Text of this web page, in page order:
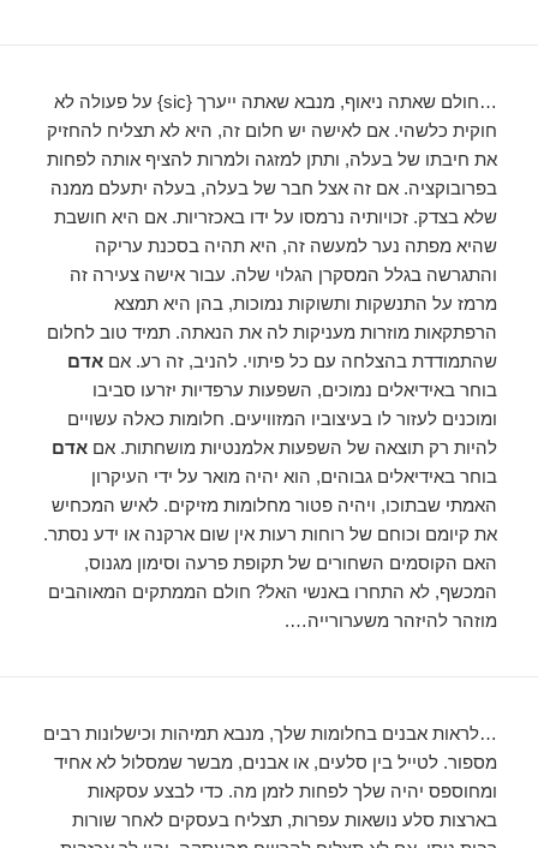
…חולם שאתה ניאוף, מנבא שאתה ייערך {sic} על פעולה לא
חוקית כלשהי. אם לאישה יש חלום זה, היא לא תצליח להחזיק
את חיבתו של בעלה, ותתן למזגה ולמרות להציף אותה לפחות
בפרובוקציה. אם זה אצל חבר של בעלה, בעלה יתעלם ממנה
שלא בצדק. זכויותיה נרמסו על ידו באכזריות. אם היא חושבת
שהיא מפתה נער למעשה זה, היא תהיה בסכנת עריקה
והתגרשה בגלל המסקרן הגלוי שלה. עבור אישה צעירה זה
מרמז על התנשקות ותשוקות נמוכות, בהן היא תמצא
הרפתקאות מוזרות מעניקות לה את הנאתה. תמיד טוב לחלום
שהתמודדת בהצלחה עם כל פיתוי. להניב, זה רע. אםאדם
בוחר באידיאלים נמוכים, השפעות ערפדיות יזרעו סביבו
ומוכנים לעזור לו בעיצוביו המזוויעים. חלומות כאלה עשויים
להיות רק תוצאה של השפעות אלמנטיות מושחתות. אםאדם
בוחר באידיאלים גבוהים, הוא יהיה מואר על ידי העיקרון
האמתי שבתוכו, ויהיה פטור מחלומות מזיקים. לאיש המכחיש
את קיומם וכוחם של רוחות רעות אין שום ארקנה או ידע נסתר.
האם הקוסמים השחורים של תקופת פרעה וסימון מגנוס,
המכשף, לא התחרו באנשי האל? חולם הממתקים המאוהבים
מוזהר להיזהר משערורייה….
…לראות אבנים בחלומות שלך, מנבא תמיהות וכישלונות רבים
מספור. לטייל בין סלעים, או אבנים, מבשר שמסלול לא אחיד
ומחוספס יהיה שלך לפחות לזמן מה. כדי לבצע עסקאות
בארצות סלע נושאות עפרות, תצליח בעסקים לאחר שורות